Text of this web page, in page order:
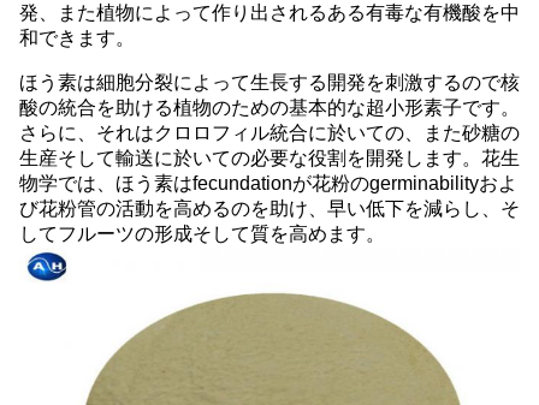
発、また植物によって作り出されるある有毒な有機酸を中
和できます。
ほう素は細胞分裂によって生長する開発を刺激するので核
酸の統合を助ける植物のための基本的な超小形素子です。
さらに、それはクロロフィル統合に於いての、また砂糖の
生産そして輸送に於いての必要な役割を開発します。花生
物学では、ほう素はfecundationが花粉のgerminabilityおよ
び花粉管の活動を高めるのを助け、早い低下を減らし、そ
してフルーツの形成そして質を高めます。